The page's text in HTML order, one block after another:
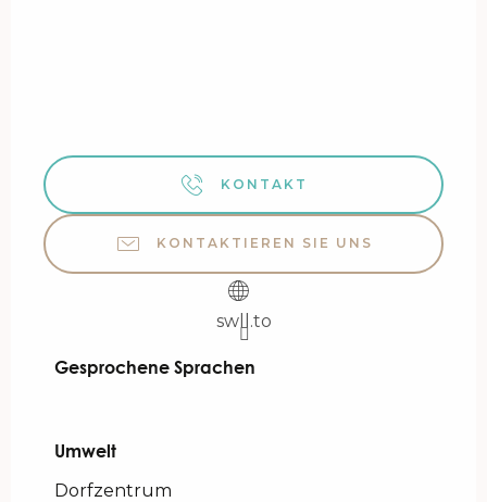
KONTAKT
KONTAKTIEREN SIE UNS
swll.to
Gesprochene Sprachen
Gesprochene Sprachen
Umwelt
Umwelt
Dorfzentrum